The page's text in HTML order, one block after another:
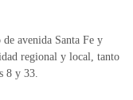
avenida Santa Fe y
regional y local, tanto
8 y 33.